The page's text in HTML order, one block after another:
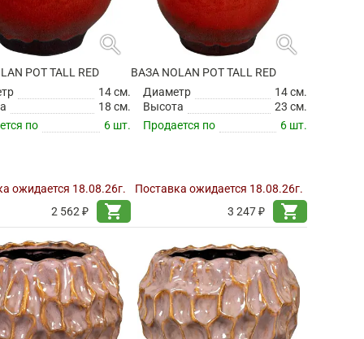
search
POT TALL RED
14 см.
18 см.
по
6 шт.
ожидается 18.08.26г.
2 562 ₽
shopping_cart
search
ВАЗА NOLAN POT TALL RED
Диаметр
14 см.
Высота
23 см.
Продается по
6 шт.
Поставка ожидается 18.08.26г.
3 247 ₽
shopping_cart